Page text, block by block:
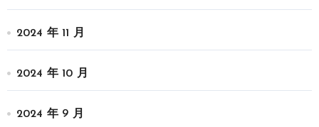
2024 年 11 月
2024 年 10 月
2024 年 9 月